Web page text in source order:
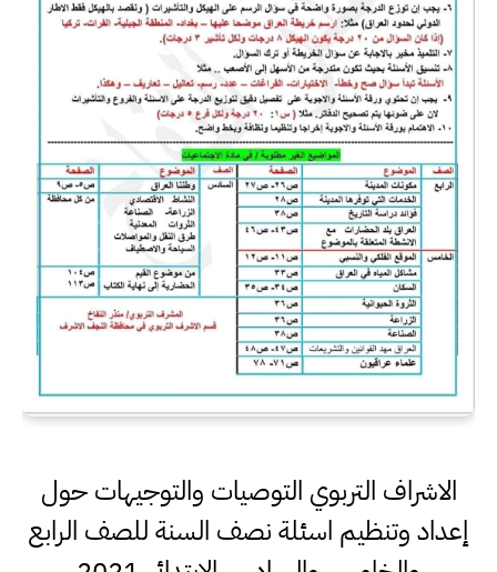
الاشراف التربوي التوصيات والتوجيهات حول
إعداد وتنظيم اسئلة نصف السنة للصف الرابع